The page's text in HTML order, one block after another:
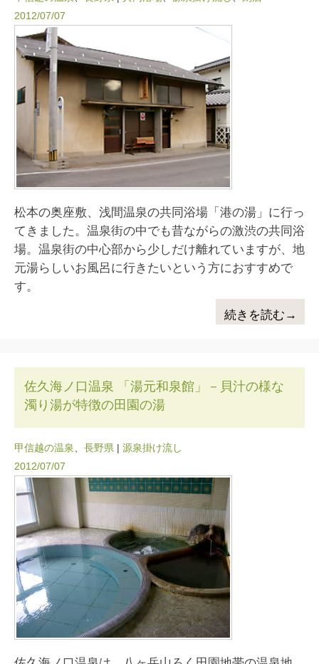
2012/07/07
松本の奥座敷、浅間温泉の共同浴場「港の湯」に行っ
てきました。温泉街の中でも昔ながらの激渋の共同浴
場。温泉街の中心部から少しだけ離れていますが、地
元湯らしいお風呂に行きたいという方におすすめで
す。
続きを読む→
佐久海ノ口温泉 「湯元和泉館」－貝汁の様な
濁り湯が特徴の田園の湯
甲信越の温泉 長野県 | 源泉掛け流し
2012/07/07